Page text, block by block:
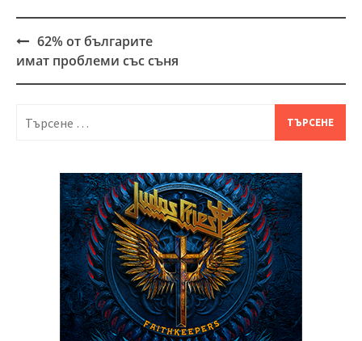
Post
navigation
62% от българите
имат проблеми със съня
за: